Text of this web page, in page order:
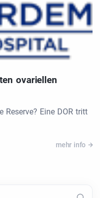
ovariellen
Reserve? Eine DOR tritt
mehr info